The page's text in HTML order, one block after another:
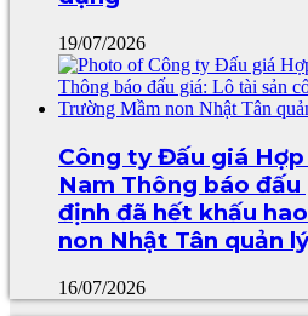
19/07/2026
Công ty Đấu giá
Nam Thông báo
định đã hết khấu
non Nhật Tân quản
16/07/2026